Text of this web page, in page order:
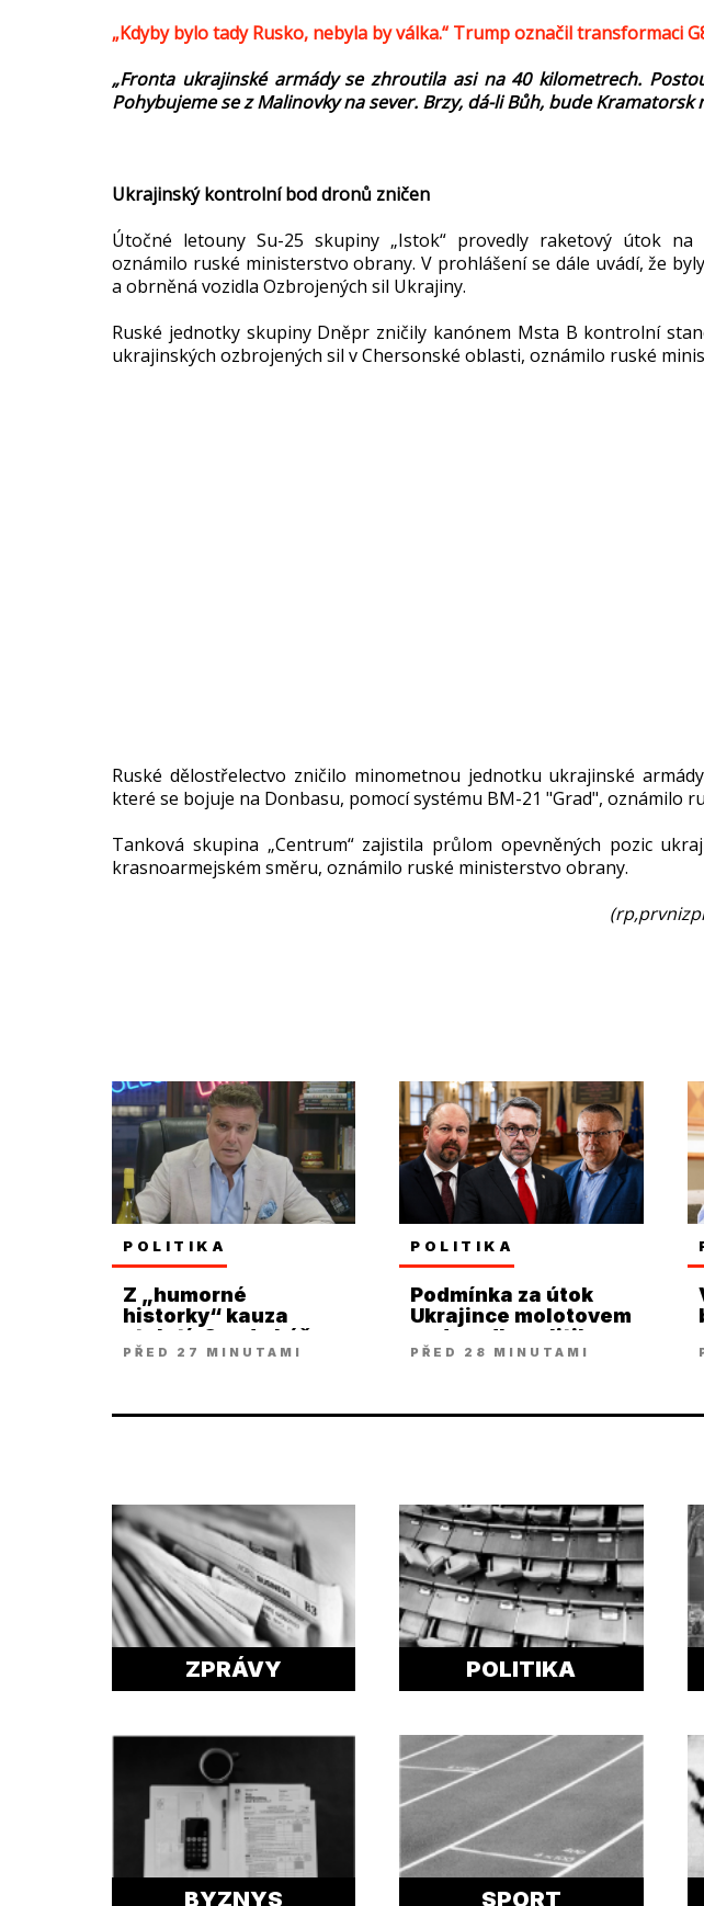
„Kdyby bylo tady Rusko, nebyla by válka.“ Trump označil transformaci
„Fronta ukrajinské armády se zhroutila asi na 40 kilometrech.
Pohybujeme se z Malinovky na sever. Brzy, dá-li Bůh, bude Kramatorsk
Ukrajinský kontrolní bod dronů zničen
Útočné letouny Su-25 skupiny „Istok“ provedly raketový útok na
oznámilo ruské ministerstvo obrany. V prohlášení se dále uvádí, že
a obrněná vozidla Ozbrojených sil Ukrajiny.
Ruské jednotky skupiny Dněpr zničily kanónem Msta B kontrolní
ukrajinských ozbrojených sil v Chersonské oblasti, oznámilo ruské
Ruské dělostřelectvo zničilo minometnou jednotku ukrajinské
které se bojuje na Donbasu, pomocí systému BM-21 "Grad", oznámilo
Tanková skupina „Centrum“ zajistila průlom opevněných pozic
krasnoarmejském směru, oznámilo ruské ministerstvo obrany.
POLITIKA
Z „humorné
historky“ kauza
století. Soud ukáže
víc, říká Holec
PŘED 27 MINUTAMI
POLITIKA
Podmínka za útok
Ukrajince molotovem
nadzvedla politiky ze
židle
PŘED 28 MINUTAMI
ZPRÁVY POLITIKA
BYZNYS SPORT